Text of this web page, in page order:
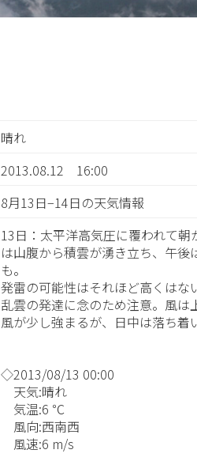
晴れ
2013.08.12 16:00
8月13日−14日の天気情報
13日：太平洋高気圧に覆われて朝
は山腹から積雲が湧き立ち、午後
も。
発雷の可能性はそれほど高くはな
乱雲の発達に念のため注意。風は
風が少し強まるが、日中は落ち着
◇2013/08/13 00:00
天気:晴れ
気温:6 ℃
風向:西南西
風速:6 m/s